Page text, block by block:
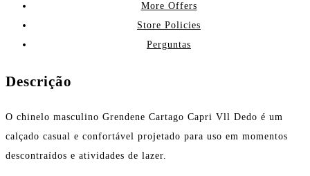
More Offers
Store Policies
Perguntas
Descrição
O chinelo masculino Grendene Cartago Capri Vll Dedo é um
calçado casual e confortável projetado para uso em momentos
descontraídos e atividades de lazer.